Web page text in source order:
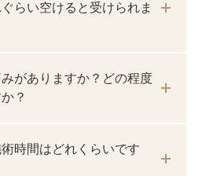
らい空けると受けられま
がありますか？どの程度
？
時間はどれくらいです